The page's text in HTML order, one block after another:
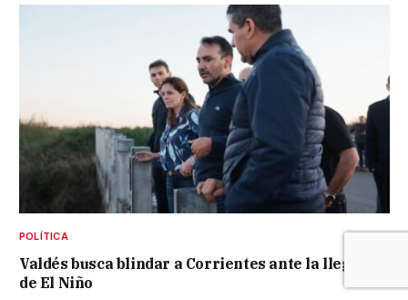
POLÍTICA
Valdés busca blindar a Corrientes ante la llegada
de El Niño